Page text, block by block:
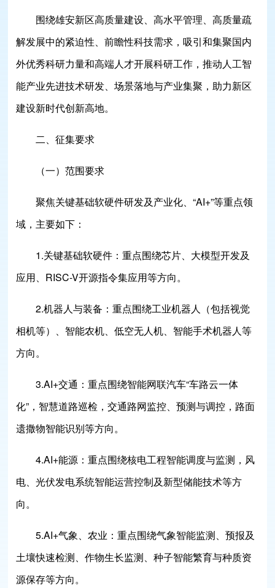
围绕雄安新区高质量建设、高水平管理、高质量疏
解发展中的紧迫性、前瞻性科技需求，吸引和集聚国内
外优秀科研力量和高端人才开展科研工作，推动人工智
能产业先进技术研发、场景落地与产业集聚，助力新区
建设新时代创新高地。
二、征集要求
（一）范围要求
聚焦关键基础软硬件研发及产业化、“AI+”等重点领
域，主要如下：
1.关键基础软硬件：重点围绕芯片、大模型开发及
应用、RISC-V开源指令集应用等方向。
2.机器人与装备：重点围绕工业机器人（包括视觉
相机等）、智能农机、低空无人机、智能手术机器人等
方向。
3.AI+交通：重点围绕智能网联汽车“车路云一体
化”，智慧道路巡检，交通路网监控、预测与调控，路面
遗撒物智能识别等方向。
4.AI+能源：重点围绕核电工程智能调度与监测，风
电、光伏发电系统智能运营控制及新型储能技术等方
向。
5.AI+气象、农业：重点围绕气象智能监测、预报及
土壤快速检测、作物生长监测、种子智能繁育与种质资
源保存等方向。